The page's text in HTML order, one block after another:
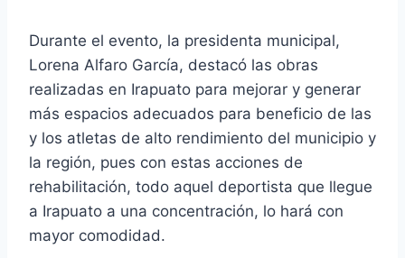
Durante el evento, la presidenta municipal,
Lorena Alfaro García, destacó las obras
realizadas en Irapuato para mejorar y generar
más espacios adecuados para beneficio de las
y los atletas de alto rendimiento del municipio y
la región, pues con estas acciones de
rehabilitación, todo aquel deportista que llegue
a Irapuato a una concentración, lo hará con
mayor comodidad.